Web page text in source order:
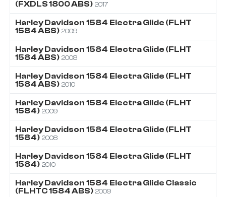
(FXDLS 1800 ABS) 2017
Harley Davidson 1584 Electra Glide (FLHT
1584 ABS) 2009
Harley Davidson 1584 Electra Glide (FLHT
1584 ABS) 2008
Harley Davidson 1584 Electra Glide (FLHT
1584 ABS) 2010
Harley Davidson 1584 Electra Glide (FLHT
1584) 2009
Harley Davidson 1584 Electra Glide (FLHT
1584) 2008
Harley Davidson 1584 Electra Glide (FLHT
1584) 2010
Harley Davidson 1584 Electra Glide Classic
(FLHTC 1584 ABS) 2009